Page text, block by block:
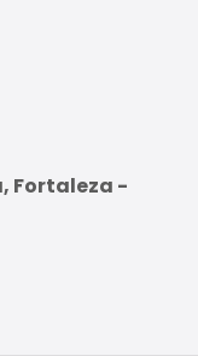
Fortaleza -